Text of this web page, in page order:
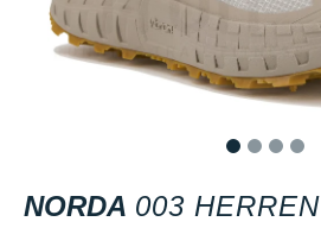
NORDA 003 HERREN